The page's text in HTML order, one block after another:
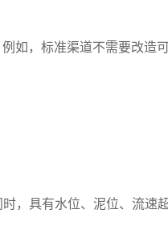
如，标准渠道不需要改造
，具有水位、泥位、流速